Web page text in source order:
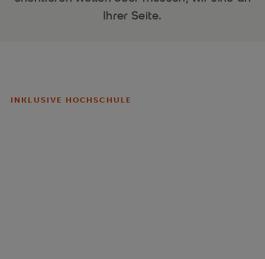
Ihrer Seite.
INKLUSIVE HOCHSCHULE